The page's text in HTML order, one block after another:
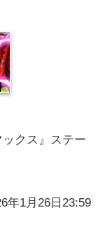
クス』ステー
年1月26日23:59